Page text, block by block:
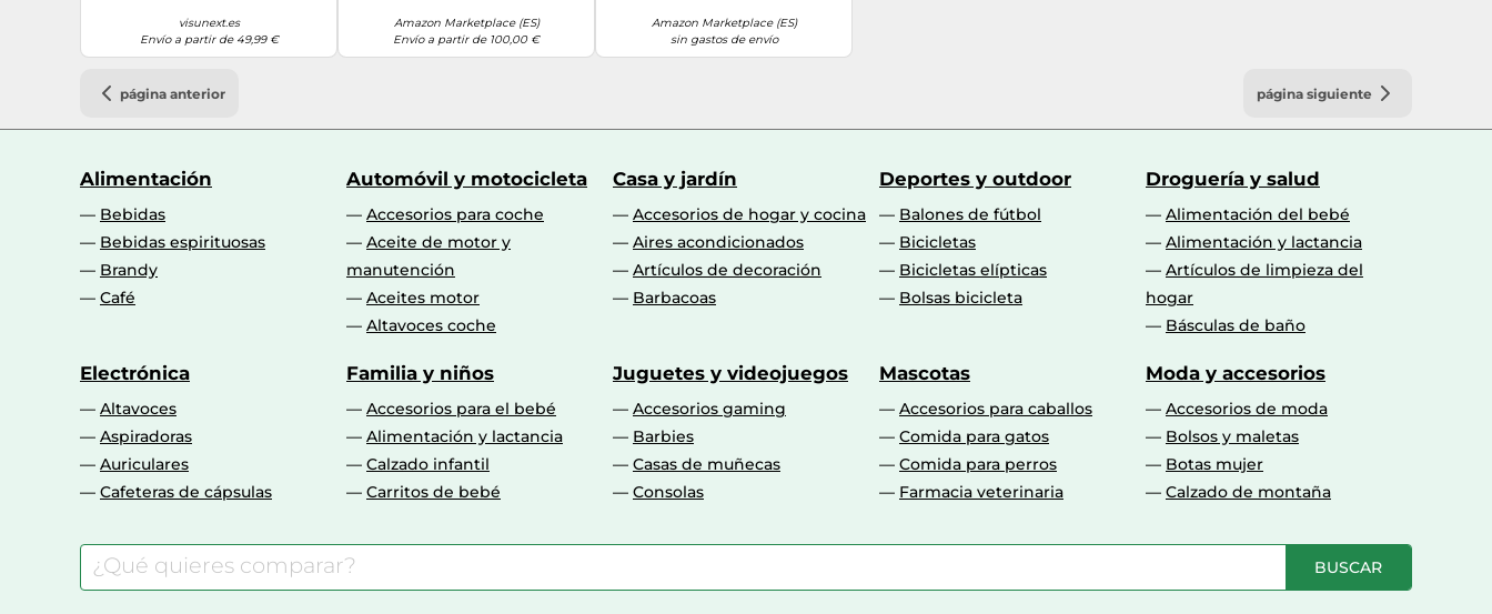
visunext.es
Envío a partir de 49,99 €
Amazon Marketplace (ES)
Envío a partir de 100,00 €
Amazon Marketplace (ES)
sin gastos de envío
página anterior página siguiente
Alimentación
Bebidas
Bebidas espirituosas
Brandy
Café
Automóvil y motocicleta
Accesorios para coche
Aceite de motor y
manutención
Aceites motor
Altavoces coche
Casa y jardín
Accesorios de hogar y cocina
Aires acondicionados
Artículos de decoración
Barbacoas
Deportes y outdoor
Balones de fútbol
Bicicletas
Bicicletas elípticas
Bolsas bicicleta
Droguería y salud
Alimentación del bebé
Alimentación y lactancia
Artículos de limpieza del
hogar
Básculas de baño
Electrónica
Altavoces
Aspiradoras
Auriculares
Cafeteras de cápsulas
Familia y niños
Accesorios para el bebé
Alimentación y lactancia
Calzado infantil
Carritos de bebé
Juguetes y videojuegos
Accesorios gaming
Barbies
Casas de muñecas
Consolas
Mascotas
Accesorios para caballos
Comida para gatos
Comida para perros
Farmacia veterinaria
Moda y accesorios
Accesorios de moda
Bolsos y maletas
Botas mujer
Calzado de montaña
BUSCAR